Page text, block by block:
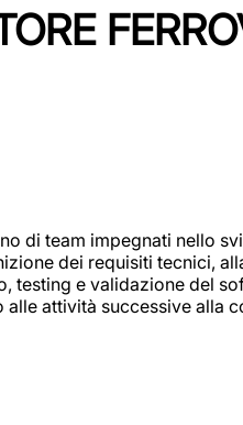
di team impegnati
dei requisiti tecnici,
e validazione del
attività successive